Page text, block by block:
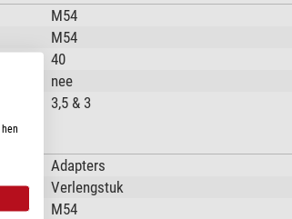
M54
M54
40
nee
3,5 & 3
Adapters
Verlengstuk
M54